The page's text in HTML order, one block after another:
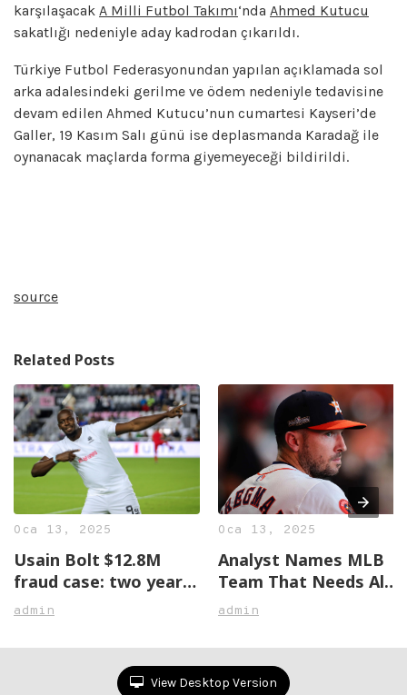
karşılaşacak A Milli Futbol Takımı‘nda Ahmed Kutucu
sakatlığı nedeniyle aday kadrodan çıkarıldı.
Türkiye Futbol Federasyonundan yapılan açıklamada sol
arka adalesindeki gerilme ve ödem nedeniyle tedavisine
devam edilen Ahmed Kutucu’nun cumartesi Kayseri’de
Galler, 19 Kasım Salı günü ise deplasmanda Karadağ ile
oynanacak maçlarda forma giyemeyeceği bildirildi.
source
Related Posts
Oca 13, 2025
Usain Bolt $12.8M
fraud case: two years
later, no justice in
admin
Oca 13, 2025
Analyst Names MLB
Team That Needs Alex
Bregman The Most
admin
View Desktop Version